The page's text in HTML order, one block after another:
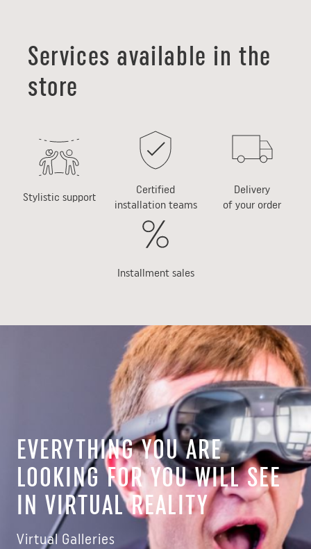
Services available in the
store
Stylistic support
Certified
installation teams
Delivery
of your order
Installment sales
EVERYTHING YOU ARE
LOOKING FOR YOU WILL SEE
IN VIRTUAL REALITY
Virtual Galleries